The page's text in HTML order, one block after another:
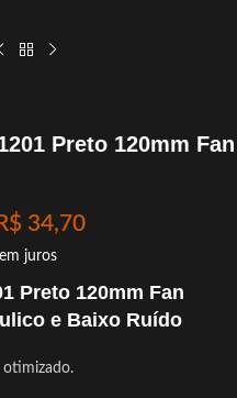
Preto 120mm Fan
R$ 34,70
juros
Preto 120mm Fan
e Baixo Ruído
otimizado.